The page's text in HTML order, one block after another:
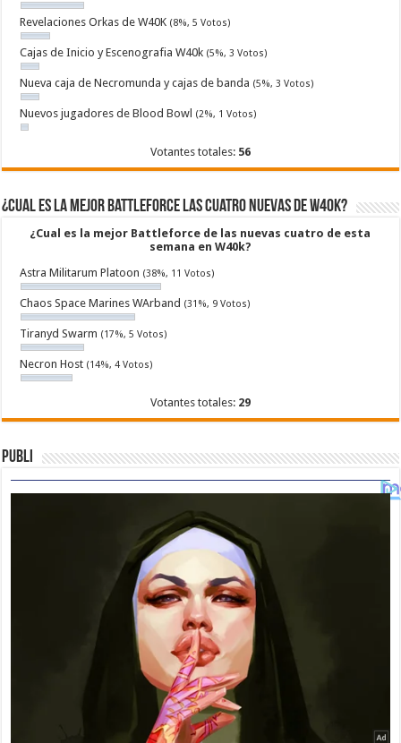
Revelaciones Orkas de W40K (8%, 5 Votos)
Cajas de Inicio y Escenografia W40k (5%, 3 Votos)
Nueva caja de Necromunda y cajas de banda (5%, 3 Votos)
Nuevos jugadores de Blood Bowl (2%, 1 Votos)
Votantes totales: 56
¿Cual es la mejor Battleforce las cuatro nuevas de W40k?
¿Cual es la mejor Battleforce de las nuevas cuatro de esta
semana en W40k?
Astra Militarum Platoon (38%, 11 Votos)
Chaos Space Marines WArband (31%, 9 Votos)
Tiranyd Swarm (17%, 5 Votos)
Necron Host (14%, 4 Votos)
Votantes totales: 29
Publi